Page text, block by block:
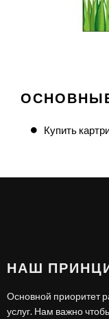
Купить
НАШ
Основной приоритет
услуг. Нам важно